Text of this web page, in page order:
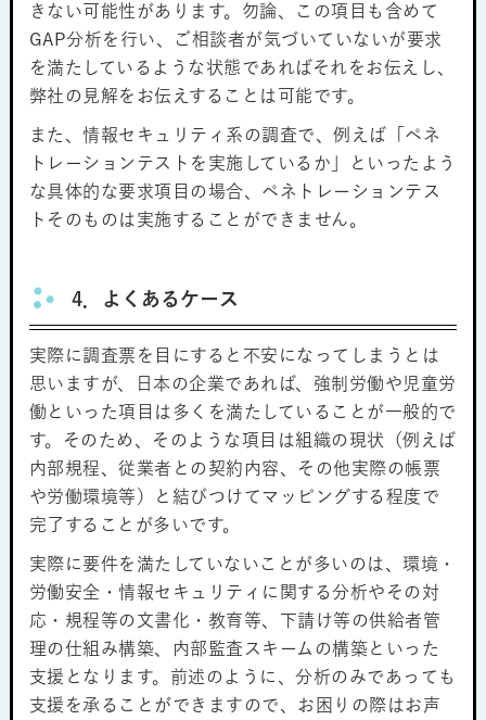
きない可能性があります。勿論、この項目も含めて
GAP分析を行い、ご相談者が気づいていないが要求
を満たしているような状態であればそれをお伝えし、
弊社の見解をお伝えすることは可能です。
また、情報セキュリティ系の調査で、例えば「ペネ
トレーションテストを実施しているか」といったよう
な具体的な要求項目の場合、ペネトレーションテス
トそのものは実施することができません。
4．よくあるケース
実際に調査票を目にすると不安になってしまうとは
思いますが、日本の企業であれば、強制労働や児童労
働といった項目は多くを満たしていることが一般的で
す。そのため、そのような項目は組織の現状（例えば
内部規程、従業者との契約内容、その他実際の帳票
や労働環境等）と結びつけてマッピングする程度で
完了することが多いです。
実際に要件を満たしていないことが多いのは、環境・
労働安全・情報セキュリティに関する分析やその対
応・規程等の文書化・教育等、下請け等の供給者管
理の仕組み構築、内部監査スキームの構築といった
支援となります。前述のように、分析のみであっても
支援を承ることができますので、お困りの際はお声